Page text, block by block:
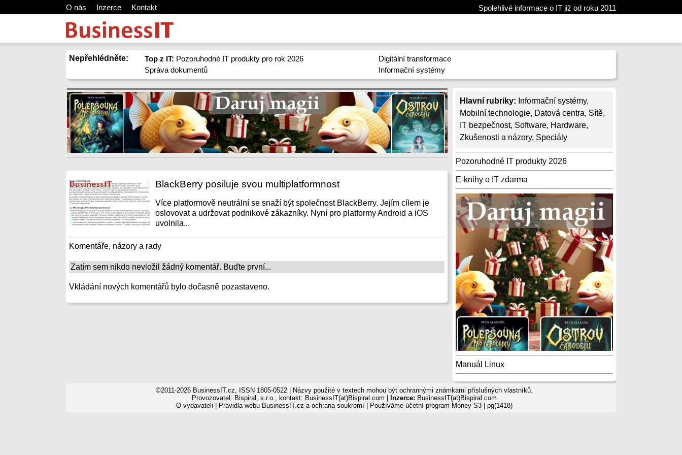
O nás Inzerce Kontakt Spolehlivé informace o IT již od roku 2011
Nepřehlédněte: Top z IT: Pozoruhodné IT produkty pro rok 2026
Správa dokumentů
Digitální transformace
Informační systémy
Hlavní rubriky: Informační systémy,
Mobilní technologie, Datová centra, Sítě,
IT bezpečnost, Software, Hardware,
Zkušenosti a názory, Speciály
Pozoruhodné IT produkty 2026
E-knihy o IT zdarma
Manuál Linux
BlackBerry posiluje svou multiplatformnost
Více platformově neutrální se snaží být společnost BlackBerry. Jejím cílem je
oslovovat a udržovat podnikové zákazníky. Nyní pro platformy Android a iOS
uvolnila...
Komentáře, názory a rady
Zatím sem nikdo nevložil žádný komentář. Buďte první...
Vkládání nových komentářů bylo dočasně pozastaveno.
©2011-2026 BusinessIT.cz, ISSN 1805-0522 | Názvy použité v textech mohou být ochrannými známkami příslušných vlastníků.
Provozovatel: Bispiral, s.r.o., kontakt: BusinessIT(at)Bispiral.com |
Inzerce: BusinessIT(at)Bispiral.com
O vydavateli
Pravidla webu BusinessIT.cz a ochrana soukromí| Používáme účetní program Money S3| pg(1418)